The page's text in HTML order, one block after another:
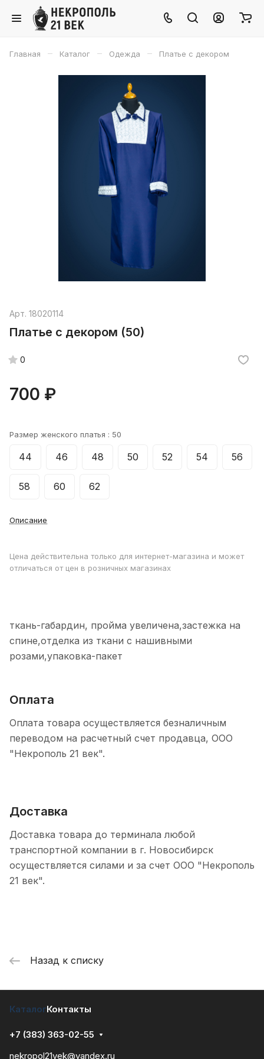
Главная – Каталог – Одежда – Платье с декором
Арт. 18020114
Платье с декором (50)
0
700 ₽
Размер женского платья : 50
44 46 48 50 52 54 56
58 60 62
Описание
Цена действительна только для интернет-магазина и может
отличаться от цен в розничных магазинах
ткань-габардин, пройма увеличена,застежка на
спине,отделка из ткани с нашивными
розами,упаковка-пакет
Оплата
Оплата товара осуществляется безналичным
переводом на расчетный счет продавца, ООО
"Некрополь 21 век".
Доставка
Доставка товара до терминала любой
транспортной компании в г. Новосибирск
осуществляется силами и за счет ООО "Некрополь
21 век".
Назад к списку
КаталогКонтакты
+7 (383) 363-02-55
nekropol21vek@yandex.ru